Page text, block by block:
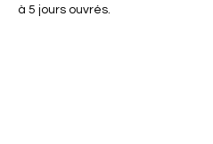
à 5 jours ouvrés.